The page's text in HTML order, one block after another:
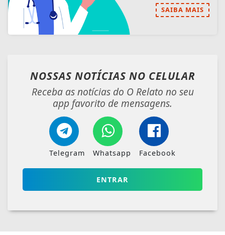
SAIBA MAIS
NOSSAS NOTÍCIAS NO CELULAR
Receba as notícias do O Relato no seu
app favorito de mensagens.
Telegram Whatsapp Facebook
ENTRAR